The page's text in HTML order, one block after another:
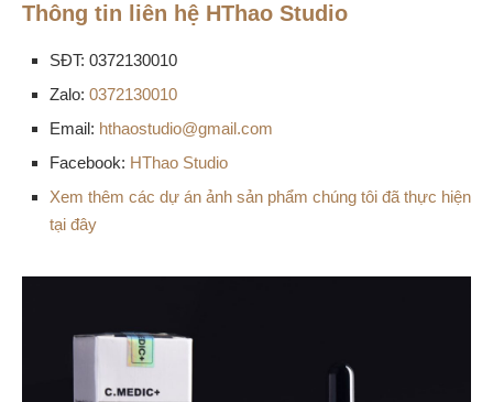
Thông tin liên hệ HThao Studio
SĐT: 0372130010
Zalo: 0372130010
Email: hthaostudio@gmail.com
Facebook: HThao Studio
Xem thêm các dự án ảnh sản phẩm chúng tôi đã thực hiện
tại đây